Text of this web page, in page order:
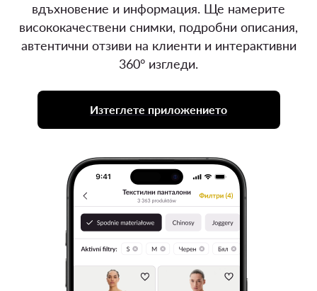
вдъхновение и информация. Ще намерите
висококачествени снимки, подробни описания,
автентични отзиви на клиенти и интерактивни
360° изгледи.
Изтеглете приложението